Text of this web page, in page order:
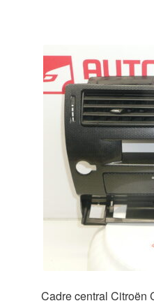
Cadre central Citroën